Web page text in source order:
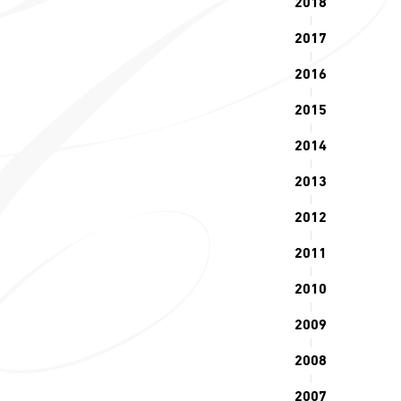
2017
2016
2015
2014
2013
2012
2011
2010
2009
2008
2007